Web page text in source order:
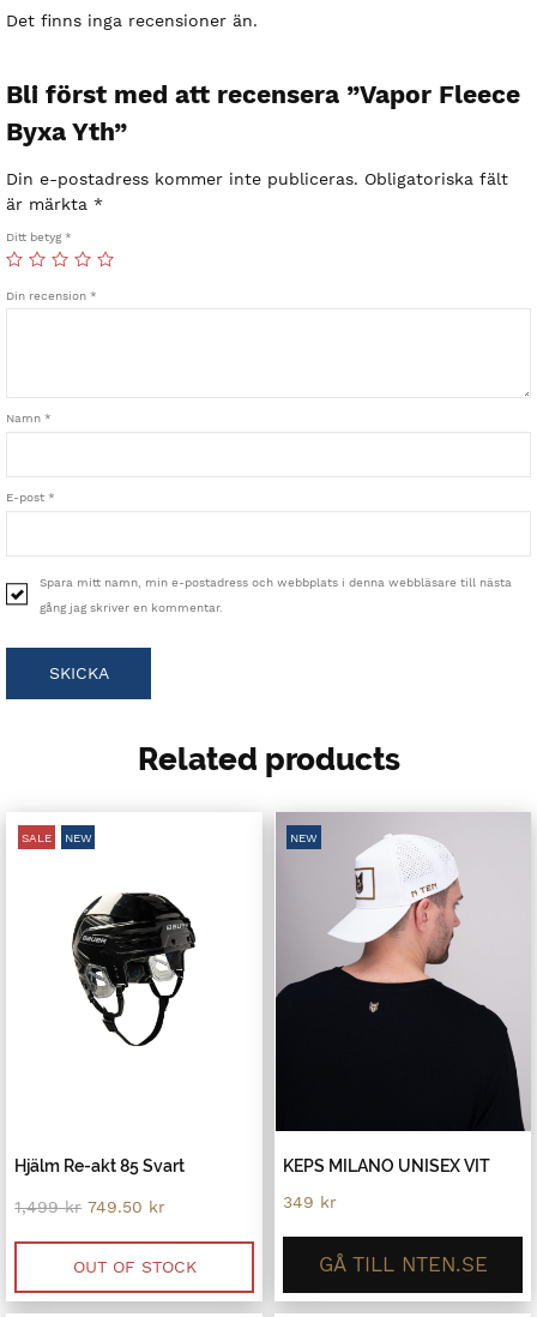
Det finns inga recensioner än.
Bli först med att recensera ”Vapor Fleece
Byxa Yth”
Din e-postadress kommer inte publiceras. Obligatoriska fält
är märkta*
Ditt betyg*
Din recension*
Namn*
E-post*
Spara mitt namn, min e-postadress och webbplats i denna webbläsare till nästa
gång jag skriver en kommentar.
Related products
SALE NEW
Hjälm Re-akt 85 Svart
1,499kr Original
was:
1,499 kr.
749.50 krCurrent
is:
749.50 kr.
OUT OF STOCK
NEW
KEPS MILANO UNISEX VIT
349 kr
GÅ TILL NTEN.SE